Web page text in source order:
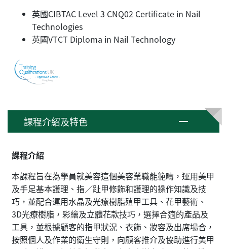
英國CIBTAC Level 3 CNQ02 Certificate in Nail
Technologies
英國VTCT Diploma in Nail Technology
課程介紹及特色
課程介紹
本課程旨在為學員就美容這個美容業職能範疇，運用美甲
及手足基本護理、指／趾甲修飾和護理的操作知識及技
巧，並配合運用水晶及光療樹脂殖甲工具、花甲藝術、
3D光療樹脂，彩繪及立體花款技巧，選擇合適的產品及
工具，並根據顧客的指甲狀況、衣飾、妝容及出席場合，
按照個人及作業的衛生守則，向顧客推介及協助進行美甲